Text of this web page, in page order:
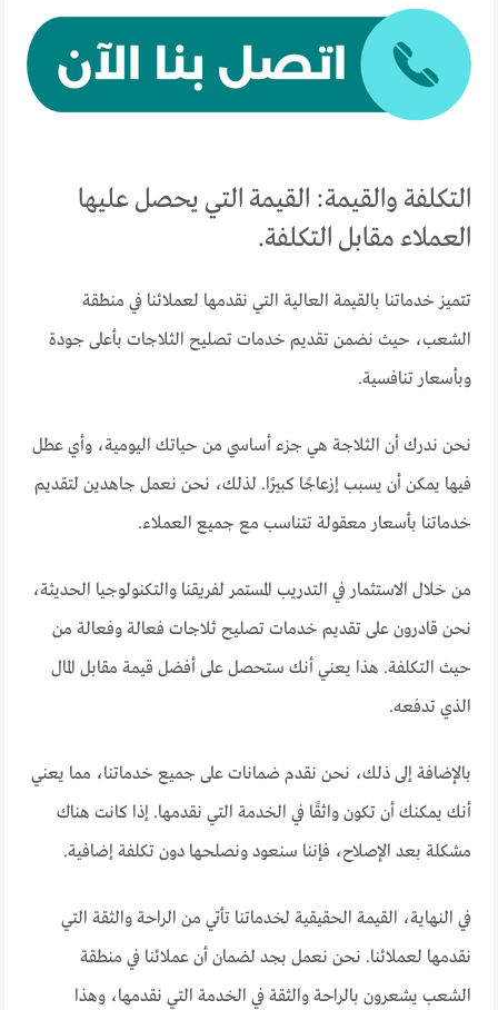
التكلفة والقيمة: القيمة التي يحصل عليها
العملاء مقابل التكلفة.
تتميز خدماتنا بالقيمة العالية التي نقدمها لعملائنا في منطقة
الشعب، حيث نضمن تقديم خدمات تصليح الثلاجات بأعلى جودة
وبأسعار تنافسية.
نحن ندرك أن الثلاجة هي جزء أساسي من حياتك اليومية، وأي عطل
فيها يمكن أن يسبب إزعاجًا كبيرًا. لذلك، نحن نعمل جاهدين لتقديم
خدماتنا بأسعار معقولة تتناسب مع جميع العملاء.
من خلال الاستثمار في التدريب المستمر لفريقنا والتكنولوجيا الحديثة،
نحن قادرون على تقديم خدمات تصليح ثلاجات فعالة وفعالة من
حيث التكلفة. هذا يعني أنك ستحصل على أفضل قيمة مقابل المال
الذي تدفعه.
بالإضافة إلى ذلك، نحن نقدم ضمانات على جميع خدماتنا، مما يعني
أنك يمكنك أن تكون واثقًا في الخدمة التي نقدمها. إذا كانت هناك
مشكلة بعد الإصلاح، فإننا سنعود ونصلحها دون تكلفة إضافية.
في النهاية، القيمة الحقيقية لخدماتنا تأتي من الراحة والثقة التي
نقدمها لعملائنا. نحن نعمل بجد لضمان أن عملائنا في منطقة
الشعب يشعرون بالراحة والثقة في الخدمة التي نقدمها، وهذا